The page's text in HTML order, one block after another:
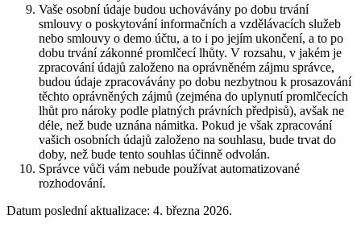
Vaše osobní údaje budou uchovávány po dobu trvání
smlouvy o poskytování informačních a vzdělávacích služeb
nebo smlouvy o demo účtu, a to i po jejím ukončení, a to po
dobu trvání zákonné promlčecí lhůty. V rozsahu, v jakém je
zpracování údajů založeno na oprávněném zájmu správce,
budou údaje zpracovávány po dobu nezbytnou k prosazování
těchto oprávněných zájmů (zejména do uplynutí promlčecích
lhůt pro nároky podle platných právních předpisů), avšak ne
déle, než bude uznána námitka. Pokud je však zpracování
vašich osobních údajů založeno na souhlasu, bude trvat do
doby, než bude tento souhlas účinně odvolán.
Správce vůči vám nebude používat automatizované
rozhodování.
Datum poslední aktualizace: 4. března 2026.